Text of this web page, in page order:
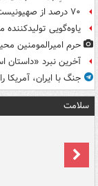
۷۰ درصد از صهیونیست‌ها نگران سلامت انتخابات هستند
یاوه‌گویی تولیدکننده
حرم امیرالمومنین
آخرین نبرد «داستان
جنگ با ایران،
سلامت